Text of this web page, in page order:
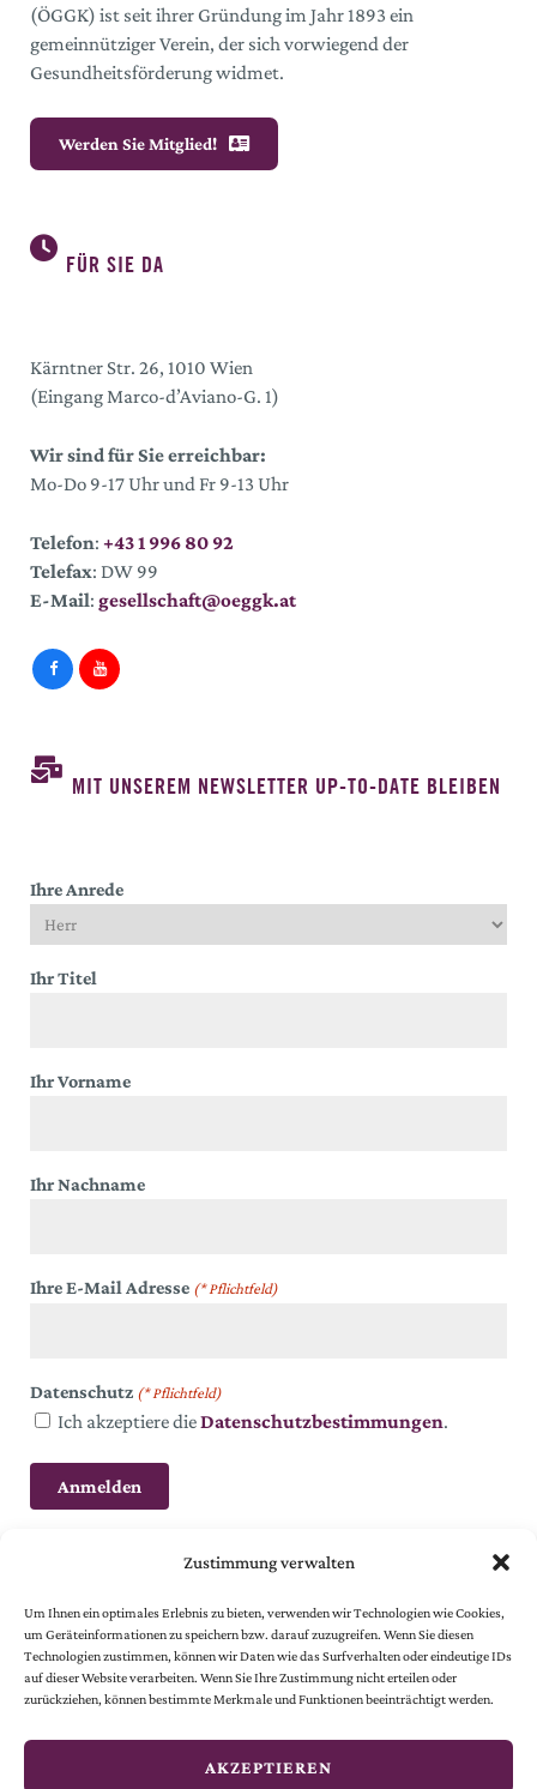
Zustimmung verwalten
Um Ihnen ein optimales Erlebnis zu bieten, verwenden wir Technologien wie Cookies,
um Geräteinformationen zu speichern bzw. darauf zuzugreifen. Wenn Sie diesen
Technologien zustimmen, können wir Daten wie das Surfverhalten oder eindeutige IDs
auf dieser Website verarbeiten. Wenn Sie Ihre Zustimmung nicht erteilen oder
zurückziehen, können bestimmte Merkmale und Funktionen beeinträchtigt werden.
AKZEPTIEREN
(ÖGGK) ist seit ihrer Gründung im Jahr 1893 ein
gemeinnütziger Verein, der sich vorwiegend der
Gesundheitsförderung widmet.
Werden Sie Mitglied!
FÜR SIE DA
Kärntner Str. 26, 1010 Wien
(Eingang Marco-d’Aviano-G. 1)
Wir sind für Sie erreichbar:
Mo-Do 9-17 Uhr und Fr 9-13 Uhr
Telefon: +43 1 996 80 92
Telefax: DW 99
E-Mail: gesellschaft@oeggk.at
MIT UNSEREM NEWSLETTER UP-TO-DATE BLEIBEN
Ihre Anrede
Ihr Titel
Ihr Vorname
Ihr Nachname
Ihre E-Mail Adresse (* Pflichtfeld)
Datenschutz (* Pflichtfeld)
Ich akzeptiere dieDatenschutzbestimmungen.
© 2024 Österreichische Gesellschaft vom Goldenen Kreuze.
Alle Rechte vorbehalten.